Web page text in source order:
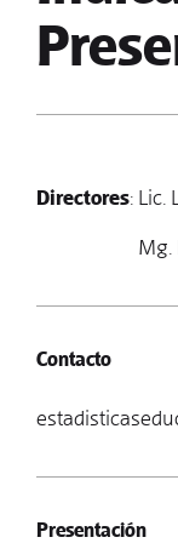
Directores: Lic.
Mg.
Contacto
Presentación